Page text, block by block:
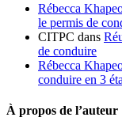
Rébecca
le permis de
CITPC dans
de conduire
Rébecca
conduire en 3
À propos de l’auteur